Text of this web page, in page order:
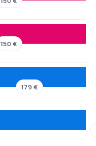
150 €
179 €